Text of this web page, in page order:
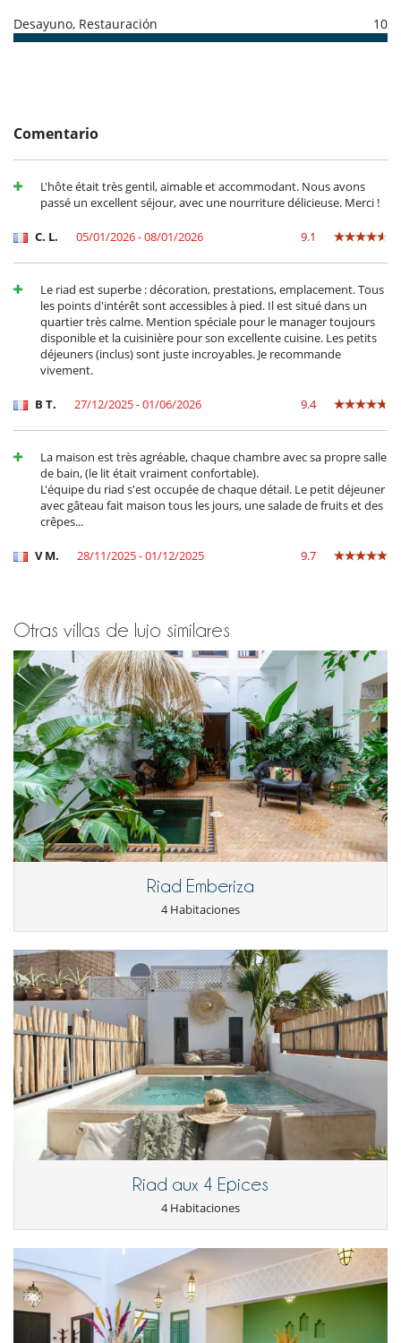
Cenadores a cielo abierto
Cocina de verano
Lounge en el patio
Lounge en la terraza
Equipos, instalaciones, eventos
Extintor
Niños
Los niños son bienvenidos
Ocios y actividades deportivas
Bar exterior
Para su comodidad y agrado
Aire acondicionado en toda la casa
Azotea
Chimenea
Reverse cycle air conditioner
Salón
Bed & Breakfast
Personal
Cocinero / Señora de la limpieza
Desayuno, Restauración 10
Comentario
L'hôte était très gentil, aimable et accommodant. Nous avons
passé un excellent séjour, avec une nourriture délicieuse. Merci !
C. L. 05/01/2026 - 08/01/2026 9.1
Le riad est superbe : décoration, prestations, emplacement. Tous
les points d'intérêt sont accessibles à pied. Il est situé dans un
quartier très calme. Mention spéciale pour le manager toujours
disponible et la cuisinière pour son excellente cuisine. Les petits
déjeuners (inclus) sont juste incroyables. Je recommande
vivement.
B T. 27/12/2025 - 01/06/2026 9.4
La maison est très agréable, chaque chambre avec sa propre salle
de bain, (le lit était vraiment confortable).
L'équipe du riad s'est occupée de chaque détail. Le petit déjeuner
avec gâteau fait maison tous les jours, une salade de fruits et des
crêpes...
V M. 28/11/2025 - 01/12/2025 9.7
Otras villas de lujo similares
Riad Emberiza
4 Habitaciones
Riad aux 4 Epices
4 Habitaciones